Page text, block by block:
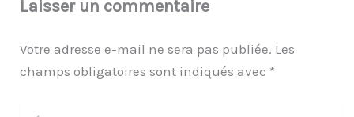
Laisser un commentaire
Votre adresse e-mail ne sera pas publiée. Les
champs obligatoires sont indiqués avec *